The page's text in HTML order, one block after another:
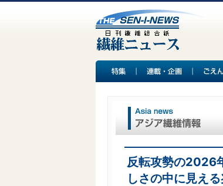
反転攻勢の2026
しさの中に見える